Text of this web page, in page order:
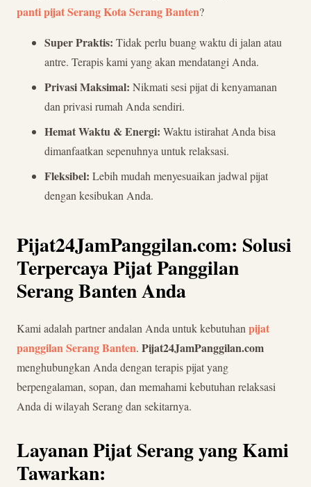
panti pijat Serang Kota Serang Banten?
Super Praktis: Tidak perlu buang waktu di jalan atau
antre. Terapis kami yang akan mendatangi Anda.
Privasi Maksimal: Nikmati sesi pijat di kenyamanan
dan privasi rumah Anda sendiri.
Hemat Waktu & Energi: Waktu istirahat Anda bisa
dimanfaatkan sepenuhnya untuk relaksasi.
Fleksibel: Lebih mudah menyesuaikan jadwal pijat
dengan kesibukan Anda.
Pijat24JamPanggilan.com: Solusi
Terpercaya Pijat Panggilan
Serang Banten Anda
Kami adalah partner andalan Anda untuk kebutuhan pijat
panggilan Serang Banten. Pijat24JamPanggilan.com
menghubungkan Anda dengan terapis pijat yang
berpengalaman, sopan, dan memahami kebutuhan relaksasi
Anda di wilayah Serang dan sekitarnya.
Layanan Pijat Serang yang Kami
Tawarkan: